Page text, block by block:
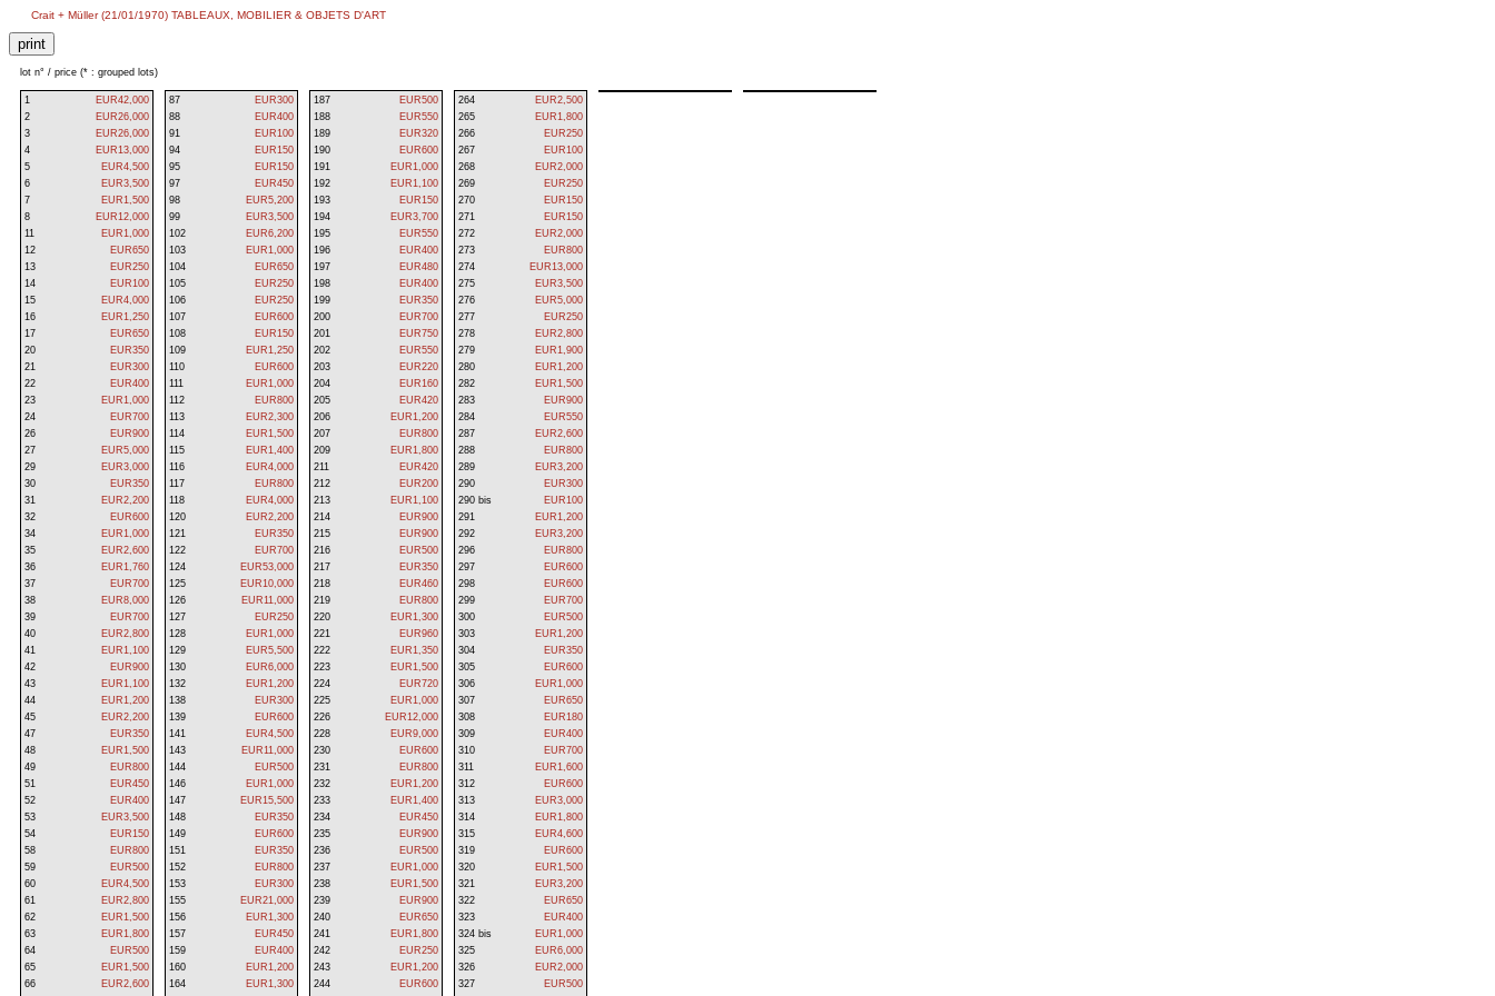
Crait + Müller (21/01/1970) TABLEAUX, MOBILIER & OBJETS D'ART
lot n° / price (* : grouped lots)
1
EUR42,000
2
EUR26,000
3
EUR26,000
4
EUR13,000
5
EUR4,500
6
EUR3,500
7
EUR1,500
8
EUR12,000
11
EUR1,000
12
EUR650
13
EUR250
14
EUR100
15
EUR4,000
16
EUR1,250
17
EUR650
20
EUR350
21
EUR300
22
EUR400
23
EUR1,000
24
EUR700
26
EUR900
27
EUR5,000
29
EUR3,000
30
EUR350
31
EUR2,200
32
EUR600
34
EUR1,000
35
EUR2,600
36
EUR1,760
37
EUR700
38
EUR8,000
39
EUR700
40
EUR2,800
41
EUR1,100
42
EUR900
43
EUR1,100
44
EUR1,200
45
EUR2,200
47
EUR350
48
EUR1,500
49
EUR800
51
EUR450
52
EUR400
53
EUR3,500
54
EUR150
58
EUR800
59
EUR500
60
EUR4,500
61
EUR2,800
62
EUR1,500
63
EUR1,800
64
EUR500
65
EUR1,500
66
EUR2,600
87
EUR300
88
EUR400
91
EUR100
94
EUR150
95
EUR150
97
EUR450
98
EUR5,200
99
EUR3,500
102
EUR6,200
103
EUR1,000
104
EUR650
105
EUR250
106
EUR250
107
EUR600
108
EUR150
109
EUR1,250
110
EUR600
111
EUR1,000
112
EUR800
113
EUR2,300
114
EUR1,500
115
EUR1,400
116
EUR4,000
117
EUR800
118
EUR4,000
120
EUR2,200
121
EUR350
122
EUR700
124
EUR53,000
125
EUR10,000
126
EUR11,000
127
EUR250
128
EUR1,000
129
EUR5,500
130
EUR6,000
132
EUR1,200
138
EUR300
139
EUR600
141
EUR4,500
143
EUR11,000
144
EUR500
146
EUR1,000
147
EUR15,500
148
EUR350
149
EUR600
151
EUR350
152
EUR800
153
EUR300
155
EUR21,000
156
EUR1,300
157
EUR450
159
EUR400
160
EUR1,200
164
EUR1,300
187
EUR500
188
EUR550
189
EUR320
190
EUR600
191
EUR1,000
192
EUR1,100
193
EUR150
194
EUR3,700
195
EUR550
196
EUR400
197
EUR480
198
EUR400
199
EUR350
200
EUR700
201
EUR750
202
EUR550
203
EUR220
204
EUR160
205
EUR420
206
EUR1,200
207
EUR800
209
EUR1,800
211
EUR420
212
EUR200
213
EUR1,100
214
EUR900
215
EUR900
216
EUR500
217
EUR350
218
EUR460
219
EUR800
220
EUR1,300
221
EUR960
222
EUR1,350
223
EUR1,500
224
EUR720
225
EUR1,000
226
EUR12,000
228
EUR9,000
230
EUR600
231
EUR800
232
EUR1,200
233
EUR1,400
234
EUR450
235
EUR900
236
EUR500
237
EUR1,000
238
EUR1,500
239
EUR900
240
EUR650
241
EUR1,800
242
EUR250
243
EUR1,200
244
EUR600
264
EUR2,500
265
EUR1,800
266
EUR250
267
EUR100
268
EUR2,000
269
EUR250
270
EUR150
271
EUR150
272
EUR2,000
273
EUR800
274
EUR13,000
275
EUR3,500
276
EUR5,000
277
EUR250
278
EUR2,800
279
EUR1,900
280
EUR1,200
282
EUR1,500
283
EUR900
284
EUR550
287
EUR2,600
288
EUR800
289
EUR3,200
290
EUR300
290 bis
EUR100
291
EUR1,200
292
EUR3,200
296
EUR800
297
EUR600
298
EUR600
299
EUR700
300
EUR500
303
EUR1,200
304
EUR350
305
EUR600
306
EUR1,000
307
EUR650
308
EUR180
309
EUR400
310
EUR700
311
EUR1,600
312
EUR600
313
EUR3,000
314
EUR1,800
315
EUR4,600
319
EUR600
320
EUR1,500
321
EUR3,200
322
EUR650
323
EUR400
324 bis
EUR1,000
325
EUR6,000
326
EUR2,000
327
EUR500